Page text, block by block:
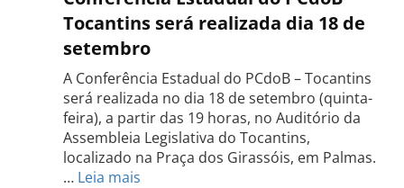
Tocantins será realizada dia 18 de
setembro
A Conferência Estadual do PCdoB – Tocantins
será realizada no dia 18 de setembro (quinta-
feira), a partir das 19 horas, no Auditório da
Assembleia Legislativa do Tocantins,
localizado na Praça dos Girassóis, em Palmas.
… Leia mais